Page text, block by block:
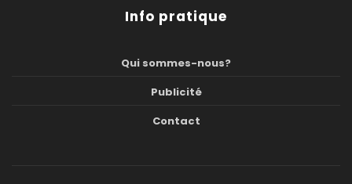
Info pratique
Qui sommes-nous?
Publicité
Contact